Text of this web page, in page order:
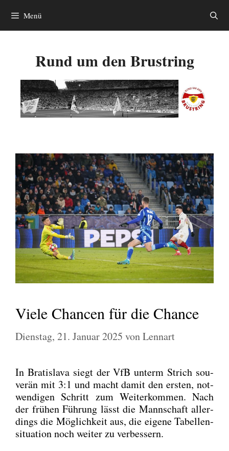
Inhalt
springen
Menü
Rund um den Brustring
Viele Chancen für die Chance
Dienstag, 21. Januar 2025 vonLennart
In Bra­tis­la­va siegt der VfB unterm Strich sou­
ve­rän mit 3:1 und macht damit den ers­ten, not­
wen­di­gen Schritt zum Wei­ter­kom­men. Nach
der frü­hen Füh­rung lässt die Mann­schaft aller­
dings die Mög­lich­keit aus, die eige­ne Tabel­len­
si­tua­ti­on noch wei­ter zu ver­bes­sern.